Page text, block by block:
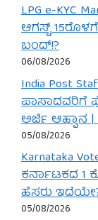
LPG e-KYC
ಆಗಸ್ಟ್
ಬಂದ್!?
06/08/2026
India Post
ಪಾಸಾದವರಿಗೆ
ಅರ್ಜಿ ಆಹ್ವಾನ
05/08/2026
Karnataka
ಕರ್ನಾಟಕದ 1
ಹೆಸರು
05/08/2026